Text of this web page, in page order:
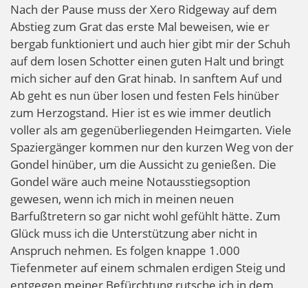
Nach der Pause muss der Xero Ridgeway auf dem
Abstieg zum Grat das erste Mal beweisen, wie er
bergab funktioniert und auch hier gibt mir der Schuh
auf dem losen Schotter einen guten Halt und bringt
mich sicher auf den Grat hinab. In sanftem Auf und
Ab geht es nun über losen und festen Fels hinüber
zum Herzogstand. Hier ist es wie immer deutlich
voller als am gegenüberliegenden Heimgarten. Viele
Spaziergänger kommen nur den kurzen Weg von der
Gondel hinüber, um die Aussicht zu genießen. Die
Gondel wäre auch meine Notausstiegsoption
gewesen, wenn ich mich in meinen neuen
Barfußtretern so gar nicht wohl gefühlt hätte. Zum
Glück muss ich die Unterstützung aber nicht in
Anspruch nehmen. Es folgen knappe 1.000
Tiefenmeter auf einem schmalen erdigen Steig und
entgegen meiner Befürchtung rutsche ich in dem